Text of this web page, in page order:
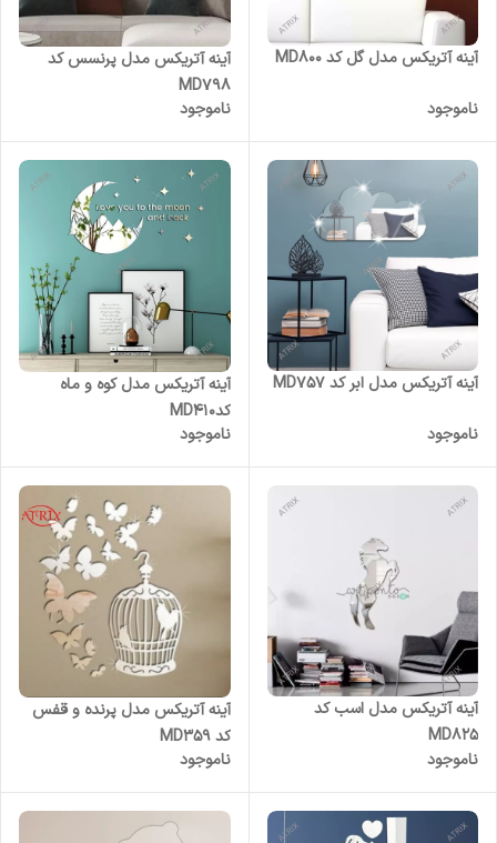
آینه آتریکس مدل گل کد MD800
ناموجود
آینه آتریکس مدل پرنسس کد
MD798
ناموجود
آینه آتریکس مدل ابر کد MD757
ناموجود
آینه آتریکس مدل کوه و ماه
کدMD410
ناموجود
آینه آتریکس مدل اسب کد
MD825
ناموجود
آینه آتریکس مدل پرنده و قفس
کد MD359
ناموجود